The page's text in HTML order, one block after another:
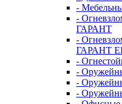
-
-
ГАРАНТ
-
ГАРАНТ
-
-
-
-